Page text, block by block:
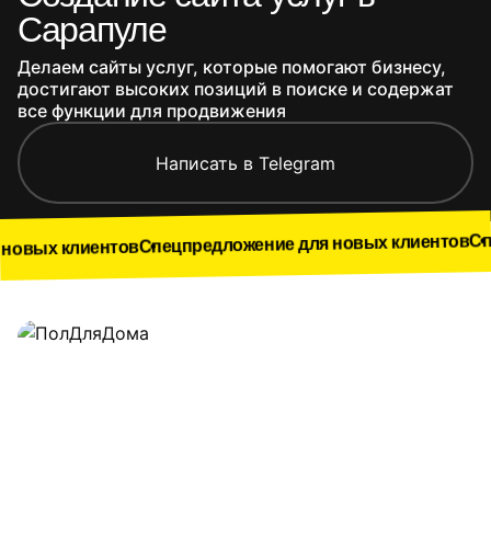
Сарапуле
Делаем сайты услуг, которые помогают бизнесу,
достигают высоких позиций в поиске и содержат
все функции для продвижения
Написать в Telegram
Спецпредложение для новых клиентов
Наши работы